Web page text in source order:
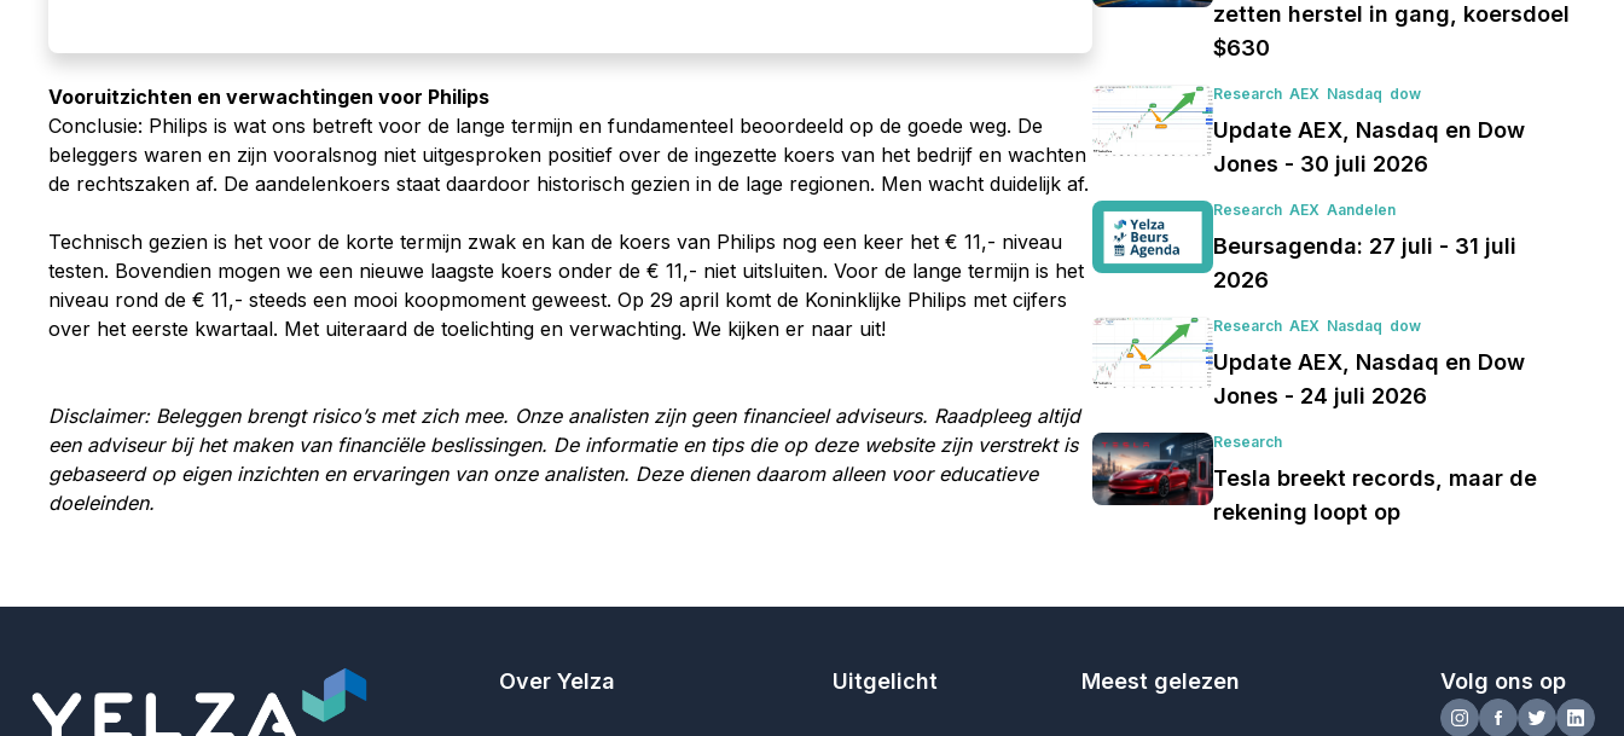
Vooruitzichten en verwachtingen voor Philips
Conclusie: Philips is wat ons betreft voor de lange termijn en fundamenteel beoordeeld op de goede weg. De
beleggers waren en zijn vooralsnog niet uitgesproken positief over de ingezette koers van het bedrijf en wachten
de rechtszaken af. De aandelenkoers staat daardoor historisch gezien in de lage regionen. Men wacht duidelijk af.
Technisch gezien is het voor de korte termijn zwak en kan de koers van Philips nog een keer het € 11,- niveau
testen. Bovendien mogen we een nieuwe laagste koers onder de € 11,- niet uitsluiten. Voor de lange termijn is het
niveau rond de € 11,- steeds een mooi koopmoment geweest. Op 29 april komt de Koninklijke Philips met cijfers
over het eerste kwartaal. Met uiteraard de toelichting en verwachting. We kijken er naar uit!
Disclaimer: Beleggen brengt risico’s met zich mee. Onze analisten zijn geen financieel adviseurs. Raadpleeg altijd
een adviseur bij het maken van financiële beslissingen. De informatie en tips die op deze website zijn verstrekt is
gebaseerd op eigen inzichten en ervaringen van onze analisten. Deze dienen daarom alleen voor educatieve
doeleinden.
zetten herstel in gang, koersdoel
$630
Research AEX Nasdaq dow
Update AEX, Nasdaq en Dow
Jones - 30 juli 2026
Research AEX Aandelen
Beursagenda: 27 juli - 31 juli
2026
Research AEX Nasdaq dow
Update AEX, Nasdaq en Dow
Jones - 24 juli 2026
Research
Tesla breekt records, maar de
rekening loopt op
Over Yelza Uitgelicht Meest gelezen Volg ons op